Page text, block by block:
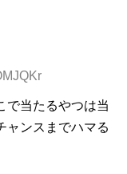
で当たるやつは当
ャンスまでハマる